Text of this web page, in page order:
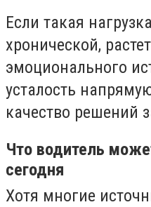
Если такая
хронической,
эмоционального
усталость
качество решений
Что водитель
сегодня
Хотя многие